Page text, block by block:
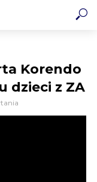
Korendo
dzieci z ZA